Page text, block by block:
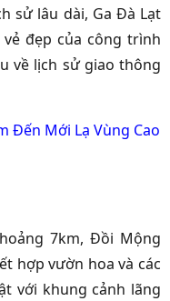
sử lâu dài, Ga Đà Lạt
đẹp của công trình
về lịch sử giao thông
Đến Mới Lạ Vùng Cao
7km, Đồi Mộng
hợp vườn hoa và các
với khung cảnh lãng